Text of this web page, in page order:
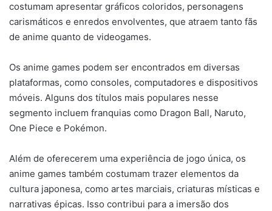
costumam apresentar gráficos coloridos, personagens
carismáticos e enredos envolventes, que atraem tanto fãs
de anime quanto de videogames.
Os anime games podem ser encontrados em diversas
plataformas, como consoles, computadores e dispositivos
móveis. Alguns dos títulos mais populares nesse
segmento incluem franquias como Dragon Ball, Naruto,
One Piece e Pokémon.
Além de oferecerem uma experiência de jogo única, os
anime games também costumam trazer elementos da
cultura japonesa, como artes marciais, criaturas místicas e
narrativas épicas. Isso contribui para a imersão dos